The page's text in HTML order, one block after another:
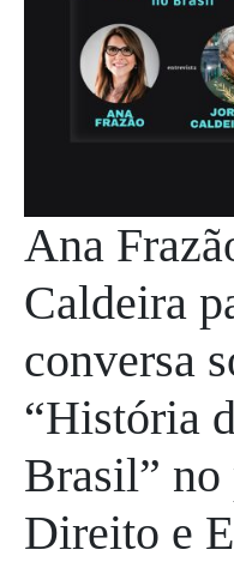
Ana
Caldeira
conversa
“História
Brasil” no
Direito e